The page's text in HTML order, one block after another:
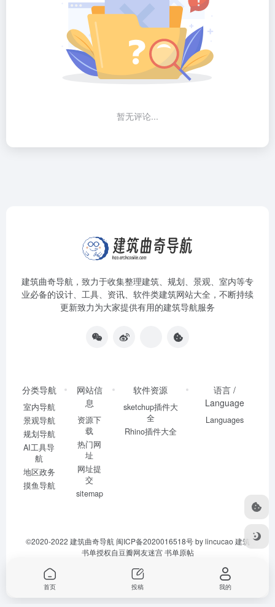
暂无评论...
建筑曲奇导航 ，致力于收集整理建筑、规划、景观、室内等专
业必备的设计、工具、资讯、软件类建筑网站大全，不断持续
更新致力为大家提供有用的建筑导航服务
分类导航
室内导航
景观导航
规划导航
AI工具导
航
地区政务
摸鱼导航
网站信
息
资源下
载
热门网
址
网址提
交
sitemap
软件资源
sketchup插件大
全
Rhino插件大全
语言 /
Language
Languages
©2020-2022 建筑曲奇导航 闽ICP备2020016518号by lincucao 建筑
书单授权自豆瓣网友迷宫书单原帖
首页 投稿 我的